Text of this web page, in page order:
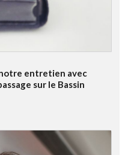
entretien avec
sur le Bassin